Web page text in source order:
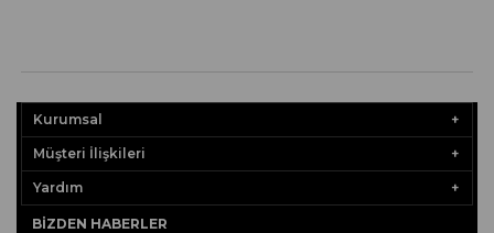
Kurumsal
Müşteri İlişkileri
Yardım
BIZDEN HABERLER